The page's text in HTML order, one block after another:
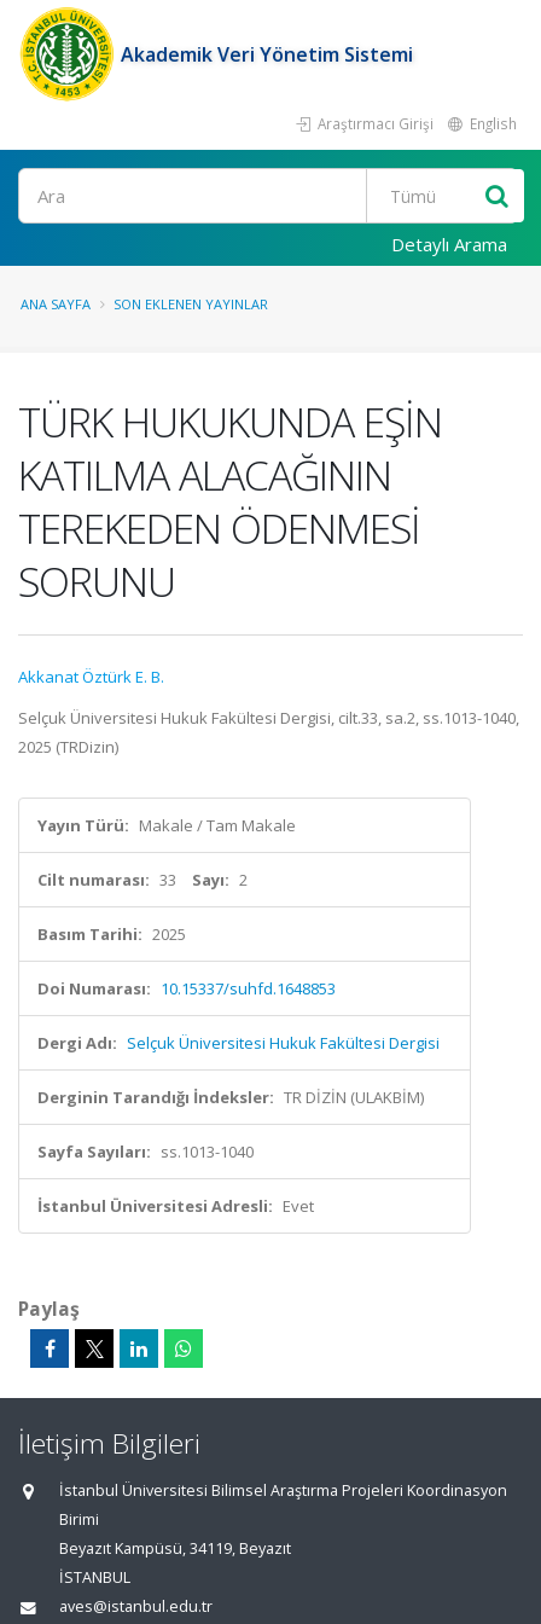
Akademik Veri Yönetim Sistemi
Araştırmacı Girişi English
Ara
Detaylı Arama
ANA SAYFA SON EKLENEN YAYINLAR
TÜRK HUKUKUNDA EŞİN
KATILMA ALACAĞININ
TEREKEDEN ÖDENMESİ
SORUNU
Akkanat Öztürk E. B.
Selçuk Üniversitesi Hukuk Fakültesi Dergisi, cilt.33, sa.2, ss.1013-1040,
2025 (TRDizin)
Yayın Türü: Makale / Tam Makale
Cilt numarası: 33 Sayı: 2
Basım Tarihi: 2025
Doi Numarası: 10.15337/suhfd.1648853
Dergi Adı: Selçuk Üniversitesi Hukuk Fakültesi Dergisi
Derginin Tarandığı İndeksler: TR DİZİN (ULAKBİM)
Sayfa Sayıları: ss.1013-1040
İstanbul Üniversitesi Adresli: Evet
Paylaş
İletişim Bilgileri
İstanbul Üniversitesi Bilimsel Araştırma Projeleri Koordinasyon
Birimi
Beyazıt Kampüsü, 34119, Beyazıt
İSTANBUL
aves@istanbul.edu.tr